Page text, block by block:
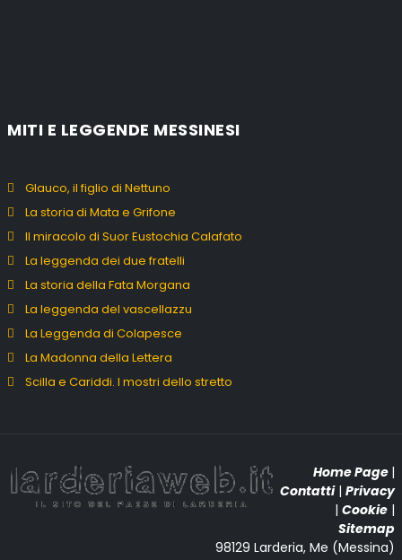
MITI E LEGGENDE MESSINESI
Glauco, il figlio di Nettuno
La storia di Mata e Grifone
Il miracolo di Suor Eustochia Calafato
La leggenda dei due fratelli
La storia della Fata Morgana
La leggenda del vascellazzu
La Leggenda di Colapesce
La Madonna della Lettera
Scilla e Cariddi. I mostri dello stretto
Home Page |
Contatti| Privacy
| Cookie |
Sitemap
98129 Larderia, Me (Messina)